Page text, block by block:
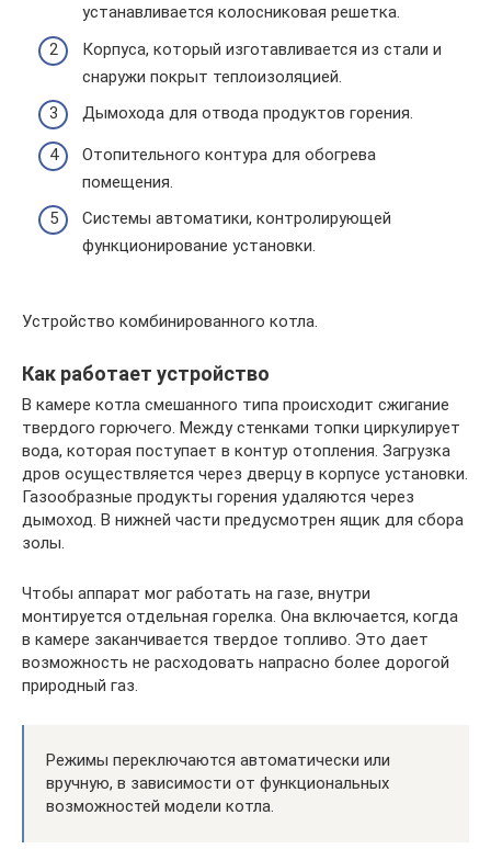
устанавливается колосниковая решетка.
Корпуса, который изготавливается из стали и
снаружи покрыт теплоизоляцией.
Дымохода для отвода продуктов горения.
Отопительного контура для обогрева
помещения.
Системы автоматики, контролирующей
функционирование установки.
Устройство комбинированного котла.
Как работает устройство
В камере котла смешанного типа происходит сжигание
твердого горючего. Между стенками топки циркулирует
вода, которая поступает в контур отопления. Загрузка
дров осуществляется через дверцу в корпусе установки.
Газообразные продукты горения удаляются через
дымоход. В нижней части предусмотрен ящик для сбора
золы.
Чтобы аппарат мог работать на газе, внутри
монтируется отдельная горелка. Она включается, когда
в камере заканчивается твердое топливо. Это дает
возможность не расходовать напрасно более дорогой
природный газ.
Режимы переключаются автоматически или
вручную, в зависимости от функциональных
возможностей модели котла.